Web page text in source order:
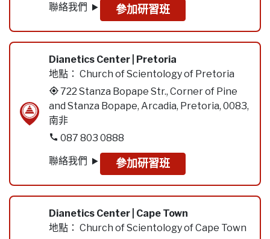
聯絡我們
參加研習班
Dianetics Center | Pretoria
地點： Church of Scientology of Pretoria
722 Stanza Bopape Str., Corner of Pine
and Stanza Bopape, Arcadia, Pretoria, 0083,
南非
087 803 0888
聯絡我們
參加研習班
Dianetics Center | Cape Town
地點： Church of Scientology of Cape Town